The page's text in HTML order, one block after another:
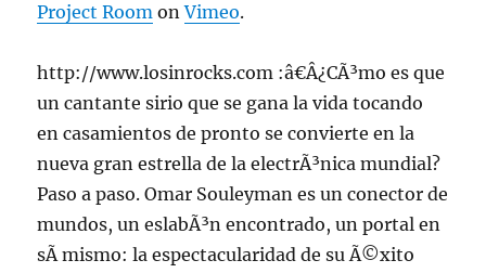
Project Room onVimeo.
http://www.losinrocks.com :â€Â¿CÃ³mo es que
un cantante sirio que se gana la vida tocando
en casamientos de pronto se convierte en la
nueva gran estrella de la electrÃ³nica mundial?
Paso a paso. Omar Souleyman es un conector de
mundos, un eslabÃ³n encontrado, un portal en
sÃ­ mismo: la espectacularidad de su Ã©xito